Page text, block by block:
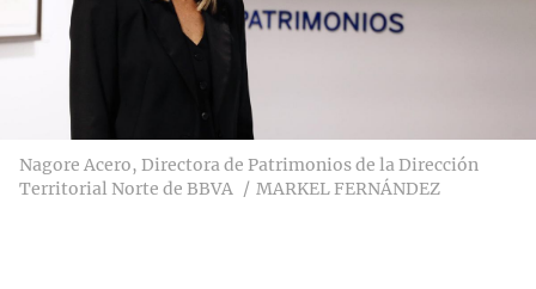
Nagore Acero, Directora de Patrimonios de la Dirección
Territorial Norte de BBVA
MARKEL FERNÁNDEZ